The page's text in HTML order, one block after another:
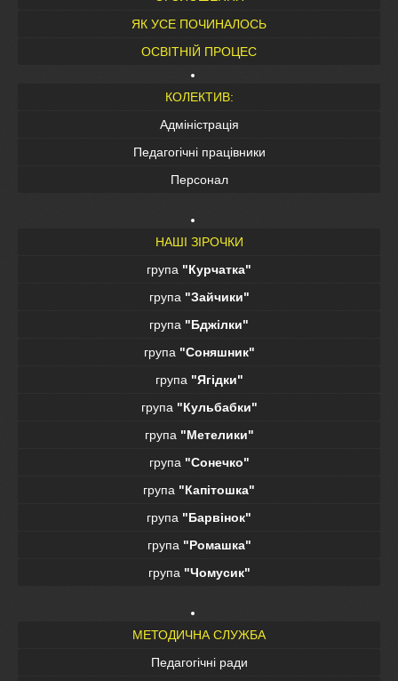
ЯК УСЕ ПОЧИНАЛОСЬ
ОСВІТНІЙ ПРОЦЕС
КОЛЕКТИВ:
Адміністрація
Педагогічні працівники
Персонал
НАШІ ЗІРОЧКИ
група "Курчатка"
група "Зайчики"
група "Бджілки"
група "Соняшник"
група "Ягідки"
група "Кульбабки"
група "Метелики"
група "Сонечко"
група "Капітошка"
група "Барвінок"
група "Ромашка"
група "Чомусик"
МЕТОДИЧНА СЛУЖБА
Педагогічні ради